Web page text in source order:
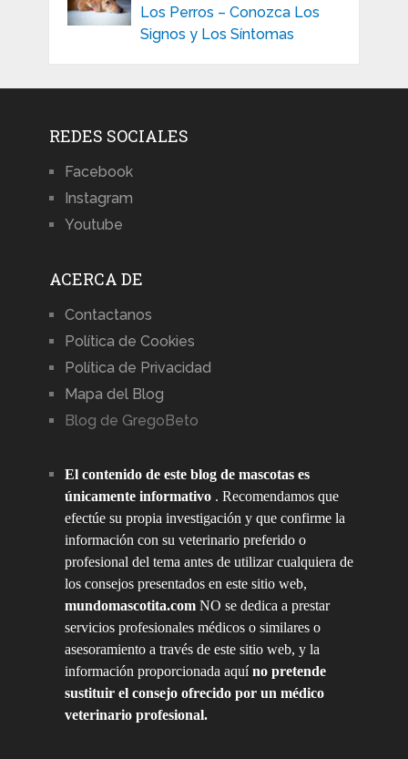
Los Perros – Conozca Los
Signos y Los Síntomas
REDES SOCIALES
Facebook
Instagram
Youtube
ACERCA DE
Contactanos
Política de Cookies
Política de Privacidad
Mapa del Blog
Blog de GregoBeto
El contenido de este blog de mascotas es
únicamente informativo. Recomendamos que
efectúe su propia investigación y que confirme la
información con su veterinario preferido o
profesional del tema antes de utilizar cualquiera de
los consejos presentados en este sitio web,
mundomascotita.comNO se dedica a prestar
servicios profesionales médicos o similares o
asesoramiento a través de este sitio web, y la
información proporcionada aquíno pretende
sustituir el consejo ofrecido por un médico
veterinario profesional.